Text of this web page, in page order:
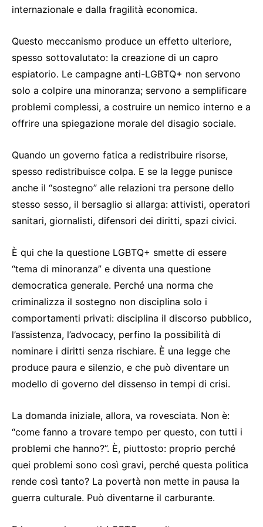
internazionale e dalla fragilità economica.
Questo meccanismo produce un effetto ulteriore,
spesso sottovalutato: la creazione di un capro
espiatorio. Le campagne anti-LGBTQ+ non servono
solo a colpire una minoranza; servono a semplificare
problemi complessi, a costruire un nemico interno e a
offrire una spiegazione morale del disagio sociale.
Quando un governo fatica a redistribuire risorse,
spesso redistribuisce colpa. E se la legge punisce
anche il “sostegno” alle relazioni tra persone dello
stesso sesso, il bersaglio si allarga: attivisti, operatori
sanitari, giornalisti, difensori dei diritti, spazi civici.
È qui che la questione LGBTQ+ smette di essere
“tema di minoranza” e diventa una questione
democratica generale. Perché una norma che
criminalizza il sostegno non disciplina solo i
comportamenti privati: disciplina il discorso pubblico,
l’assistenza, l’advocacy, perfino la possibilità di
nominare i diritti senza rischiare. È una legge che
produce paura e silenzio, e che può diventare un
modello di governo del dissenso in tempi di crisi.
La domanda iniziale, allora, va rovesciata. Non è:
“come fanno a trovare tempo per questo, con tutti i
problemi che hanno?”. È, piuttosto: proprio perché
quei problemi sono così gravi, perché questa politica
rende così tanto? La povertà non mette in pausa la
guerra culturale. Può diventarne il carburante.